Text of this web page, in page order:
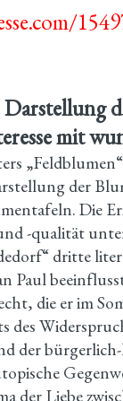
mit
der
Die
-qualität
dritte
Paul
die er im
des
der
der Liebe